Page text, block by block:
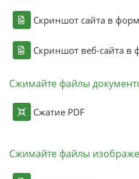
Скриншот сайта в
Скриншот веб-сайта в
Сжимайте файлы
Сжатие PDF
Сжимайте файлы